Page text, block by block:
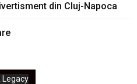
din Cluj-Napoca
Legacy